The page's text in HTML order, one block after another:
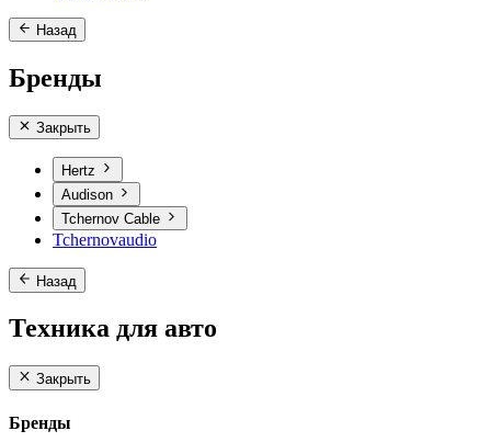
Назад
Бренды
Закрыть
Hertz
Audison
Tchernov Cable
Tchernovaudio
Назад
Техника для авто
Закрыть
Бренды